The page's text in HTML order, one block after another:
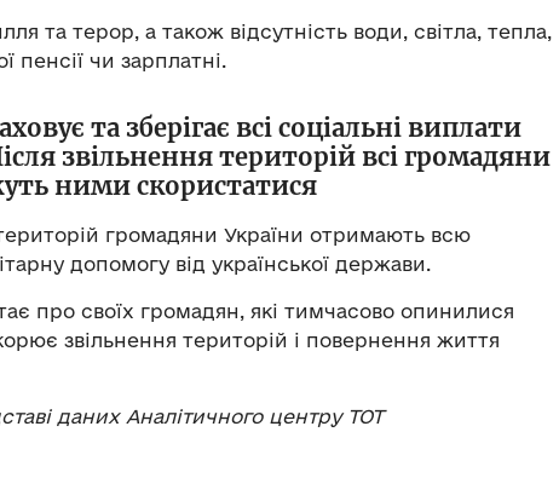
та терор, а також відсутність води, світла, тепла,
пенсії чи зарплатні.
та зберігає всі соціальні виплати
звільнення територій всі громадяни
ними скористатися
громадяни України отримають всю
допомогу від української держави.
про своїх громадян, які тимчасово опинилися
звільнення територій і повернення життя
даних Аналітичного центру ТОТ